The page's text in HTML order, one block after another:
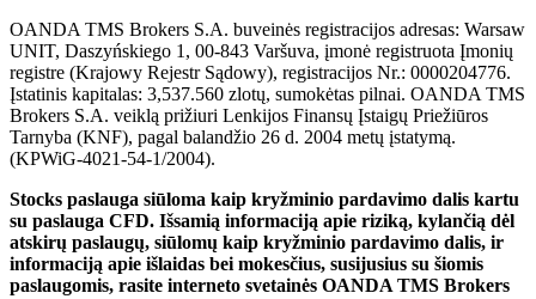
OANDA TMS Brokers S.A. buveinės registracijos adresas: Warsaw
UNIT, Daszyńskiego 1, 00-843 Varšuva, įmonė registruota Įmonių
registre (Krajowy Rejestr Sądowy), registracijos Nr.: 0000204776.
Įstatinis kapitalas: 3,537.560 zlotų, sumokėtas pilnai. OANDA TMS
Brokers S.A. veiklą prižiuri Lenkijos Finansų Įstaigų Priežiūros
Tarnyba (KNF), pagal balandžio 26 d. 2004 metų įstatymą.
(KPWiG-4021-54-1/2004).
Stocks paslauga siūloma kaip kryžminio pardavimo dalis kartu
su paslauga CFD. Išsamią informaciją apie riziką, kylančią dėl
atskirų paslaugų, siūlomų kaip kryžminio pardavimo dalis, ir
informaciją apie išlaidas bei mokesčius, susijusius su šiomis
paslaugomis, rasite interneto svetainės OANDA TMS Brokers